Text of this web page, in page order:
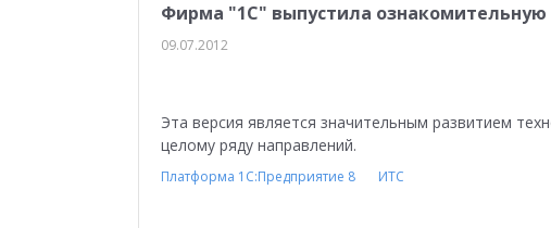
Фирма "1С" выпустила
09.07.2012
Эта версия является значительным развитием
целому ряду направлений.
Платформа 1С:Предприятие 8 ИТС